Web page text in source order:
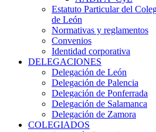
Estatuto Particular del
de León
Normativas y reglamentos
Convenios
Identidad corporativa
DELEGACIONES
Delegación de León
Delegación de Palencia
Delegación de Ponferrada
Delegación de Salamanca
Delegación de Zamora
COLEGIADOS